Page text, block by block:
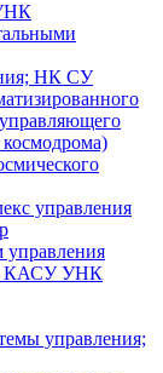
НК СУ
космодрома)
управления
управления
КАСУ УНК
управления;